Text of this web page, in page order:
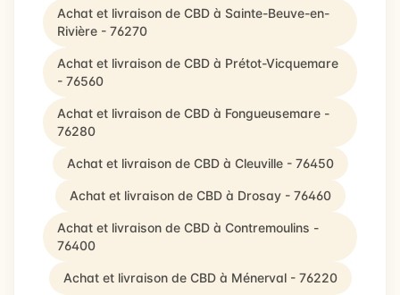
Achat et livraison de CBD à Sainte-Beuve-en-
Rivière - 76270
Achat et livraison de CBD à Prétot-Vicquemare
- 76560
Achat et livraison de CBD à Fongueusemare -
76280
Achat et livraison de CBD à Cleuville - 76450
Achat et livraison de CBD à Drosay - 76460
Achat et livraison de CBD à Contremoulins -
76400
Achat et livraison de CBD à Ménerval - 76220